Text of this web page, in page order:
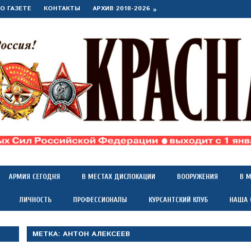
О ГАЗЕТЕ КОНТАКТЫ АРХИВ 2018-2026
АРМИЯ СЕГОДНЯ В МЕСТАХ ДИСЛОКАЦИИ ВООРУЖЕНИЯ В
ЛИЧНОСТЬ ПРОФЕССИОНАЛЫ КУРСАНТСКИЙ КЛУБ НАША
МЕТКА:АНТОН АЛЕКСЕЕВ